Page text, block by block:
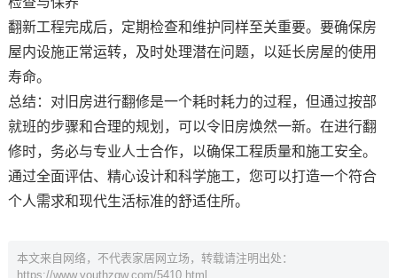
翻新工程完成后，定期检查和维护同样至关重要。要确保房
屋内设施正常运转，及时处理潜在问题，以延长房屋的使用
寿命。
总结：对旧房进行翻修是一个耗时耗力的过程，但通过按部
就班的步骤和合理的规划，可以令旧房焕然一新。在进行翻
修时，务必与专业人士合作，以确保工程质量和施工安全。
通过全面评估、精心设计和科学施工，您可以打造一个符合
个人需求和现代生活标准的舒适住所。
本文来自网络，不代表家居网立场，转载请注明出处：
https://www.youthzqw.com/5410.html